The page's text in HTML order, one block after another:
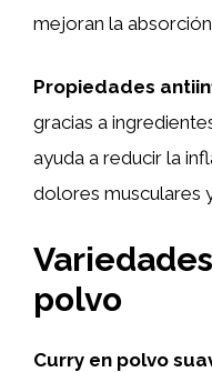
mejoran la
Propiedades
gracias a
ayuda a reducir la
dolores musculares
polvo
Curry en polvo